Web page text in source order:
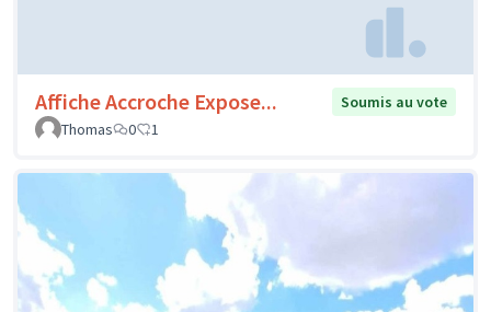
Affiche Accroche Expose...
Soumis au vote
Thomas
0 1